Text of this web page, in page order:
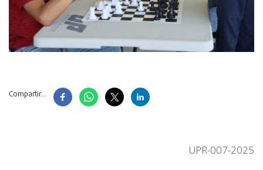
Compartir...
UPR-007-2025